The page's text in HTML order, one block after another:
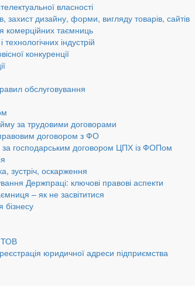
власності
захист дизайну, форми, вигляду товарів, сайтів
таємниць
індустрій
конкуренції
обслуговування
за трудовими договорами
договором з ФО
за господарським договором ЦПХ із ФОПом
зустріч, оскарження
Держпраці: ключові правові аспекти
– як не засвітитися
бізнесу
ТОВ
юридичної адреси підприємства